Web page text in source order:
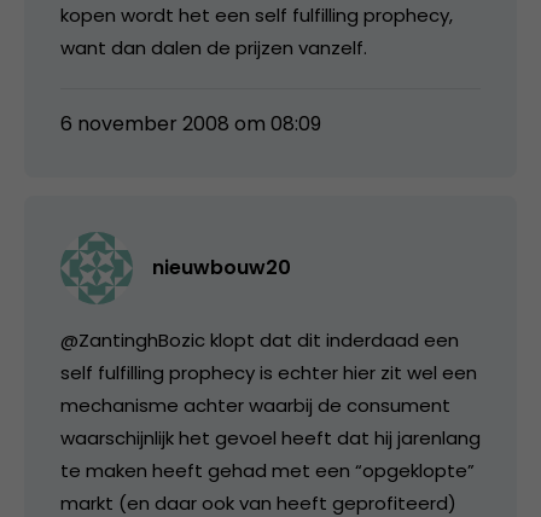
kopen wordt het een self fulfilling prophecy,
want dan dalen de prijzen vanzelf.
6 november 2008 om 08:09
nieuwbouw20
@ZantinghBozic klopt dat dit inderdaad een
self fulfilling prophecy is echter hier zit wel een
mechanisme achter waarbij de consument
waarschijnlijk het gevoel heeft dat hij jarenlang
te maken heeft gehad met een “opgeklopte”
markt (en daar ook van heeft geprofiteerd)